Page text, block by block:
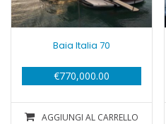
Baia Italia 70
€770,000.00
AGGIUNGI AL CARRELLO